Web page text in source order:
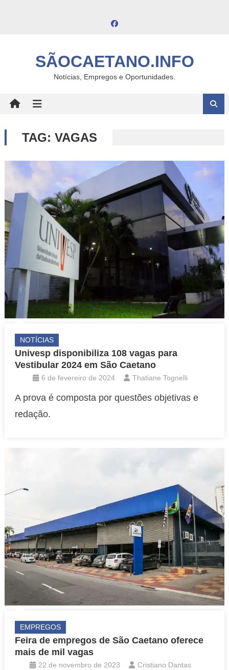
SÃOCAETANO.INFO
Notícias, Empregos e Oportunidades.
TAG: VAGAS
NOTÍCIAS
Univesp disponibiliza 108 vagas para
Vestibular 2024 em São Caetano
6 de fevereiro de 2024 Thatiane Tognelli
A prova é composta por questões objetivas e
redação.
EMPREGOS
Feira de empregos de São Caetano oferece
mais de mil vagas
22 de novembro de 2023 Cristiano Dantas